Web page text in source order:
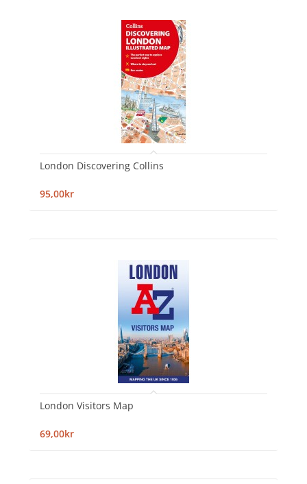
London Discovering Collins
95,00kr
London Visitors Map
69,00kr